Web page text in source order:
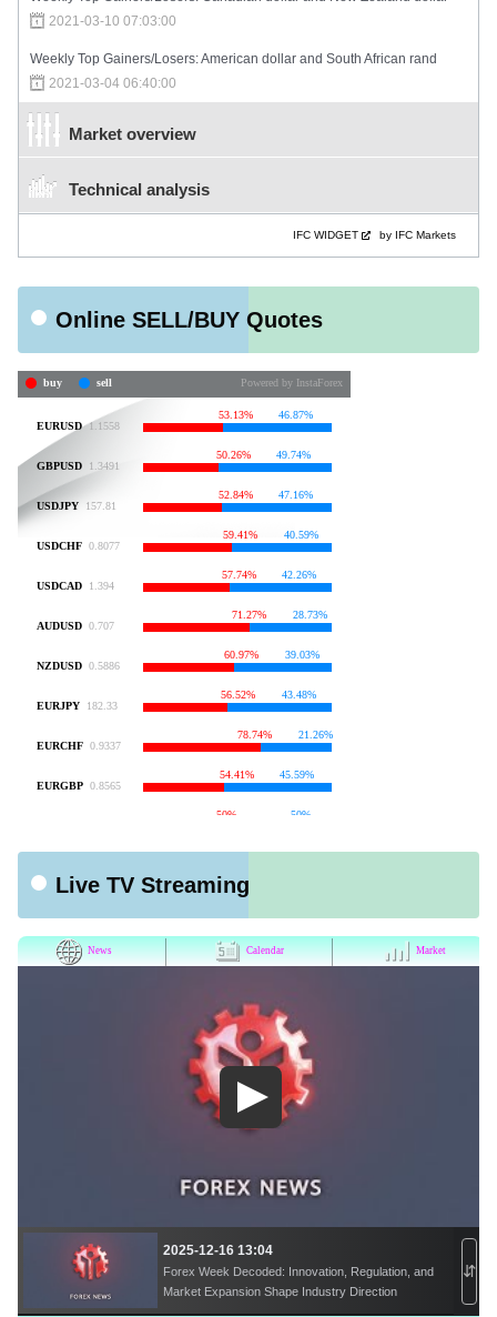
2021-03-10 07:03:00
Weekly Top Gainers/Losers: American dollar and South African rand
2021-03-04 06:40:00
Market overview
Technical analysis
IFC WIDGET by IFC Markets
Online SELL/BUY Quotes
Live TV Streaming